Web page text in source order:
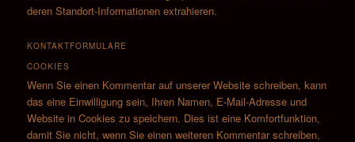
deren Standort-Informationen extrahieren.
KONTAKTFORMULARE
COOKIES
Wenn Sie einen Kommentar auf unserer Website schreiben, kann
das eine Einwilligung sein, Ihren Namen, E-Mail-Adresse und
Website in Cookies zu speichern. Dies ist eine Komfortfunktion,
damit Sie nicht, wenn Sie einen weiteren Kommentar schreiben,